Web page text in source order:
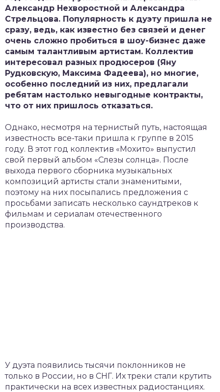
Александр Нехворостной и Александра
Стрельцова. Популярность к дуэту пришла не
сразу, ведь, как известно без связей и денег
очень сложно пробиться в шоу-бизнес даже
самым талантливым артистам. Коллектив
интересовал разных продюсеров (Яну
Рудковскую, Максима Фадеева), но многие,
особенно последний из них, предлагали
ребятам настолько невыгодные контракты,
что от них пришлось отказаться.
Однако, несмотря на тернистый путь, настоящая
известность все-таки пришла к группе в 2015
году. В этот год коллектив «Мохито» выпустил
свой первый альбом «Слезы солнца». После
выхода первого сборника музыкальных
композиций артисты стали знаменитыми,
поэтому на них посыпались предложения с
просьбами записать несколько саундтреков к
фильмам и сериалам отечественного
производства.
У дуэта появились тысячи поклонников не
только в России, но в СНГ. Их треки стали крутить
практически на всех известных радиостанциях.